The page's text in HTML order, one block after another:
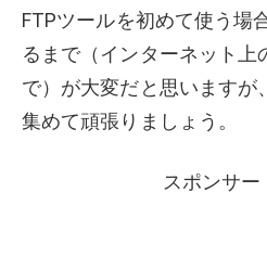
FTPツールを初めて使う場
るまで（インターネット上
で）が大変だと思いますが
集めて頑張りましょう。
スポンサー